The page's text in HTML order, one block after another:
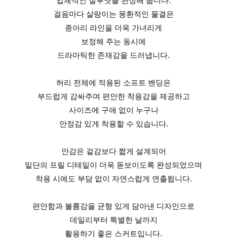
걸음마다 살랑이는 몽환적인 물결은
종아리 라인을 더욱 가녀리게
보정해 주는 동시에
드라마틱한 존재감을 드러냅니다.
허리 전체에 적용된 소프트 밴딩은
부드럽게 감싸주며 편안한 착용감을 제공하고
사이즈에 구애 없이 누구나
안정감 있게 착용할 수 있습니다.
안감은 겉감보다 짧게 설계되어
밑단의 프릴 디테일이 더욱 돋보이도록 완성되었으며
착용 시에도 부담 없이 자연스럽게 연출됩니다.
편안함과 볼륨감을 균형 있게 담아낸 디자인으로
데일리부터 특별한 날까지